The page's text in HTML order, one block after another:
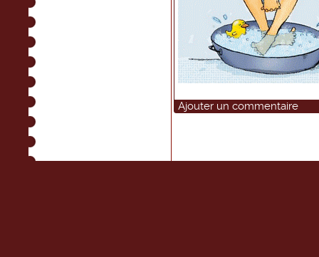
Ajouter un commentaire